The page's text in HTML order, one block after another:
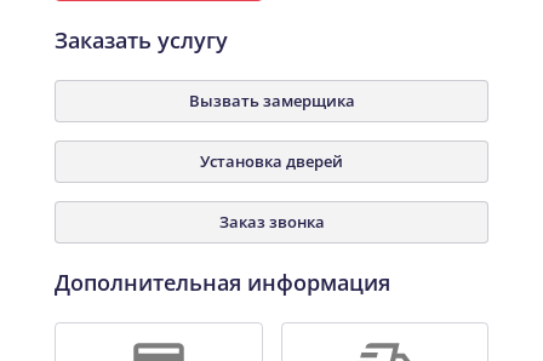
Заказать услугу
Вызвать замерщика
Установка дверей
Заказ звонка
Дополнительная информация